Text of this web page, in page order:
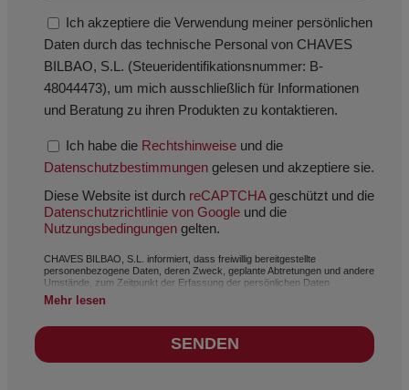
Ich akzeptiere die Verwendung meiner persönlichen
Daten durch das technische Personal von CHAVES
BILBAO, S.L. (Steueridentifikationsnummer: B-
48044473), um mich ausschließlich für Informationen
und Beratung zu ihren Produkten zu kontaktieren.
Ich habe die Rechtshinweise und die
Datenschutzbestimmungen gelesen und akzeptiere sie.
Diese Website ist durch reCAPTCHAgeschützt und die
Datenschutzrichtlinie von Google und die
Nutzungsbedingungen gelten.
CHAVES BILBAO, S.L. informiert, dass freiwillig bereitgestellte
personenbezogene Daten, deren Zweck, geplante Abtretungen und andere
Umstände, zum Zeitpunkt der Erfassung der persönlichen Daten
angegeben werden, wobei der Zweck je nach Fall einer der folgenden sein
kann: Bearbeitung Ihrer Anfrage, Beschwerde oder Frage,
kommerzielle Kundenverwaltung, Buchhaltung und Rechnungsstellung
oder Versand von Mitteilungen, auch auf elektronischem Wege, von News
unseren Dateien sind streng vertraulich und werden mit der
Mehr lesen
SENDEN